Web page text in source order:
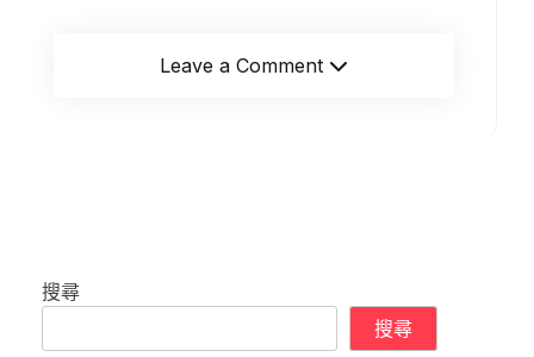
Leave a Comment
搜尋
搜尋